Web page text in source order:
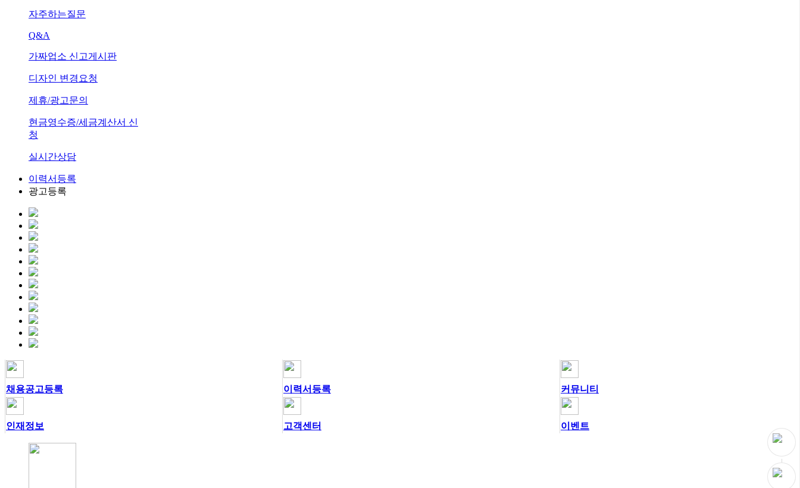
자주하는질문
Q&A
가짜업소 신고게시판
디자인 변경요청
제휴/광고문의
현금영수증/세금계산서 신
청
실시간상담
이력서등록
광고등록
채용공고등록 이력서등록 커뮤니티
인재정보 고객센터 이벤트